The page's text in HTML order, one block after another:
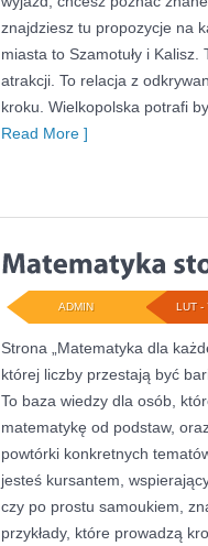
znajdziesz tu propozycje na
miasta to Szamotuły i Kalisz.
atrakcji. To relacja z
kroku. Wielkopolska potrafi
Read More ]
LUT -
ADMIN
Strona „Matematyka dla
której liczby przestają być
To baza wiedzy dla osób,
matematykę od podstaw,
powtórki konkretnych
jesteś kursantem,
czy po prostu samoukiem,
przykłady, które prowadzą